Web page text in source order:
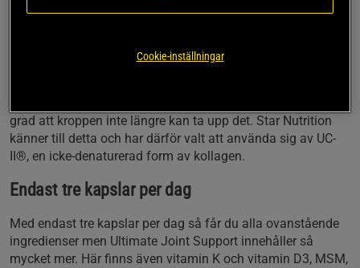
bildas normalt.
Odeanturerat kollagen
grad att kroppen inte längre kan ta upp det. Star Nutrition
känner till detta och har därför valt att använda sig av UC-
II®, en icke-denaturerad form av kollagen.
Endast tre kapslar per dag
Med endast tre kapslar per dag så får du alla ovanstående
ingredienser men Ultimate Joint Support innehåller så
mycket mer. Här finns även vitamin K och vitamin D3, MSM,
Cookie-inställningar